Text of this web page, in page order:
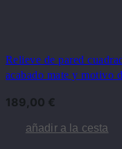
Relieve de pared
acabado mate y motivo
189,00 €
añadir a la cesta